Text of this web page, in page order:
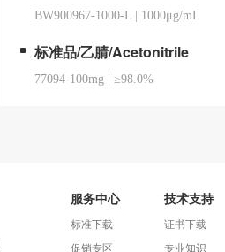
BW900967-1000-L 1000μg/mL
标准品/乙腈/Acetonitrile
77094-100mg ≥98.0%
服务中心
标准下载
促销专区
技术支持
证书下载
专业知识